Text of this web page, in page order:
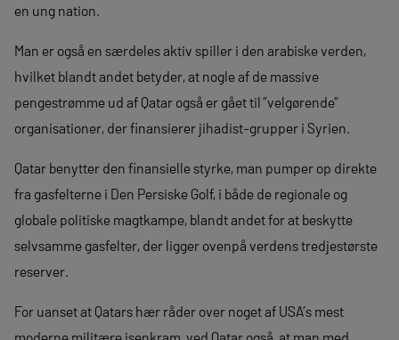
en ung nation.
Man er også en særdeles aktiv spiller i den arabiske verden,
hvilket blandt andet betyder, at nogle af de massive
pengestrømme ud af Qatar også er gået til ”velgørende”
organisationer, der finansierer jihadist-grupper i Syrien.
Qatar benytter den finansielle styrke, man pumper op direkte
fra gasfelterne i Den Persiske Golf, i både de regionale og
globale politiske magtkampe, blandt andet for at beskytte
selvsamme gasfelter, der ligger ovenpå verdens tredjestørste
reserver.
For uanset at Qatars hær råder over noget af USA’s mest